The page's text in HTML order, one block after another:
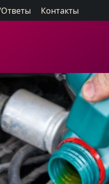
Контакты